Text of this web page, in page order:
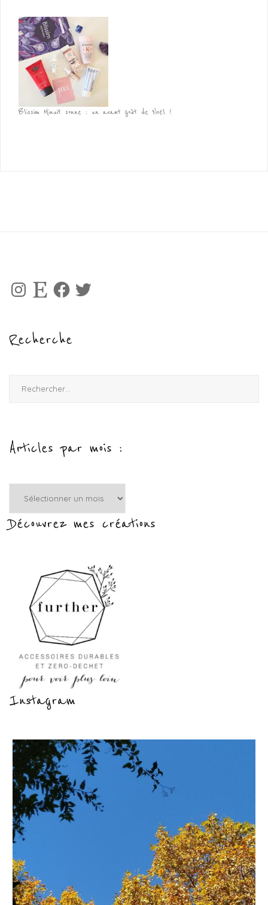
Blissim Minuit sonne : un avant goût de Noël !
Instagram
Etsy Facebook
Twitter
Recherche
Articles par mois :
:Découvrez mes créations
Instagram